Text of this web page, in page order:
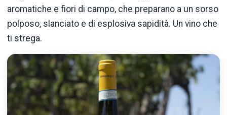
aromatiche e fiori di campo, che preparano a un sorso
polposo, slanciato e di esplosiva sapidità. Un vino che
ti strega.